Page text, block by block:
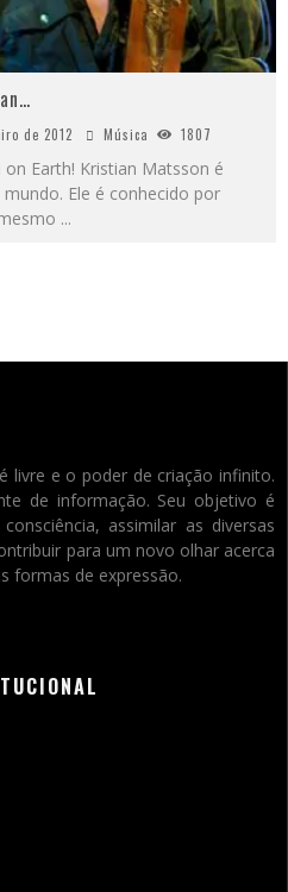
de 2012 Música 1807
Earth! Kristian Matsson é
Ele é conhecido por
...
livre e o poder de criação infinito.
de informação. Seu objetivo é
assimilar as diversas
para um novo olhar acerca
formas de expressão.